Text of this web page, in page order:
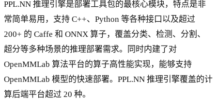
PPL.NN 推理引擎是部署工具包的最核心模块，特点是非
常简单易用，支持 C++、Python 等各种接口以及超过
200+ 的 Caffe 和 ONNX 算子，覆盖分类、检测、分割、
超分等多种场景的推理部署需求。同时内建了对
OpenMMLab 算法平台的算子高性能实现，能够支持
OpenMMLab 模型的快速部署。PPL.NN 推理引擎覆盖的计
算后端平台超过 20 种。